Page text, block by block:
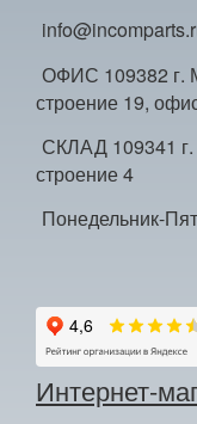
ОФИС 109382 г.
строение 19,
СКЛАД 109341 г.
строение 4
Понедельник-
Интернет-